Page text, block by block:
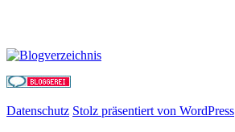
Datenschutz Stolz präsentiert von WordPress